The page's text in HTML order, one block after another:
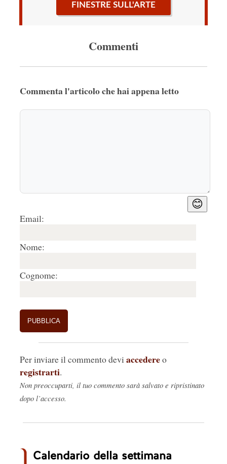
FINESTRE SULL'ARTE
Commenti
Commenta l'articolo che hai appena letto
😊
Email:
Nome:
Cognome:
Per inviare il commento devi accedereo
registrarti.
Non preoccuparti, il tuo commento sarà salvato e ripristinato
dopo l’accesso.
Calendario della settimana